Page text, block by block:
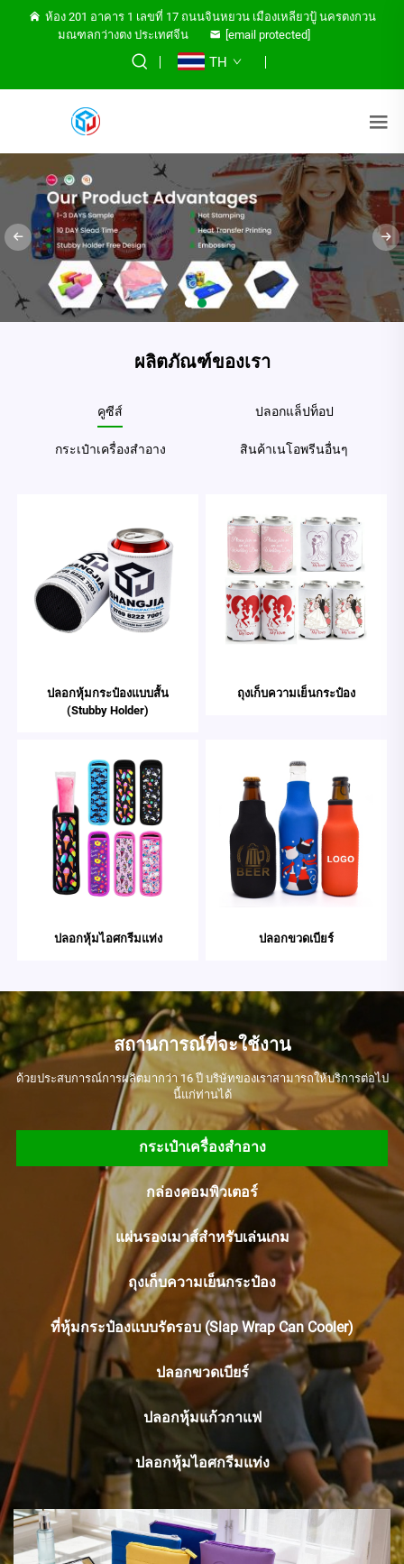
ห้อง 201 อาคาร 1 เลขที่ 17 ถนนจินหยวน เมืองเหลียวปู้ นครตงกวน
มณฑลกว่างตง ประเทศจีน
[email protected]
TH
ผลิตภัณฑ์ของเรา
คูซีส์ ปลอกแล็ปท็อป
กระเป๋าเครื่องสำอาง สินค้าเนโอพรีนอื่นๆ
ปลอกหุ้มกระป๋องแบบสั้น
(Stubby Holder)
ถุงเก็บความเย็นกระป๋อง
ปลอกหุ้มไอศกรีมแท่ง ปลอกขวดเบียร์
สถานการณ์ที่จะใช้งาน
ด้วยประสบการณ์การผลิตมากว่า 16 ปี บริษัทของเราสามารถให้บริการต่อไป
นี้แก่ท่านได้
กระเป๋าเครื่องสำอาง
กล่องคอมพิวเตอร์
แผ่นรองเมาส์สำหรับเล่นเกม
ถุงเก็บความเย็นกระป๋อง
ที่หุ้มกระป๋องแบบรัดรอบ (Slap Wrap Can Cooler)
ปลอกขวดเบียร์
ปลอกหุ้มแก้วกาแฟ
ปลอกหุ้มไอศกรีมแท่ง